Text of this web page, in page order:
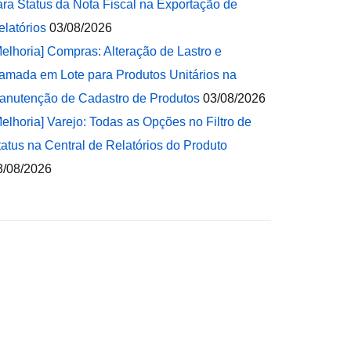
Status da Nota Fiscal na Exportação de
03/08/2026
Compras: Alteração de Lastro e
em Lote para Produtos Unitários na
de Cadastro de Produtos 03/08/2026
Varejo: Todas as Opções no Filtro de
na Central de Relatórios do Produto
08/2026